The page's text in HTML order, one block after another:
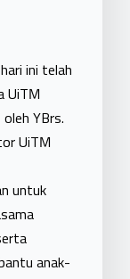
ini telah
UiTM
YBrs.
UiTM
untuk
anak-